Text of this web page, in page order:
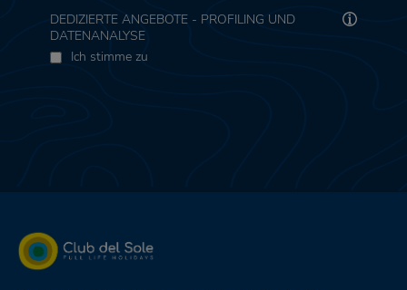
DEDIZIERTE ANGEBOTE - PROFILING UND
DATENANALYSE
Ich stimme zu